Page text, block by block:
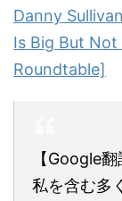
Danny
Is Big But Not
Roundtable]
【Google翻
私を含む多